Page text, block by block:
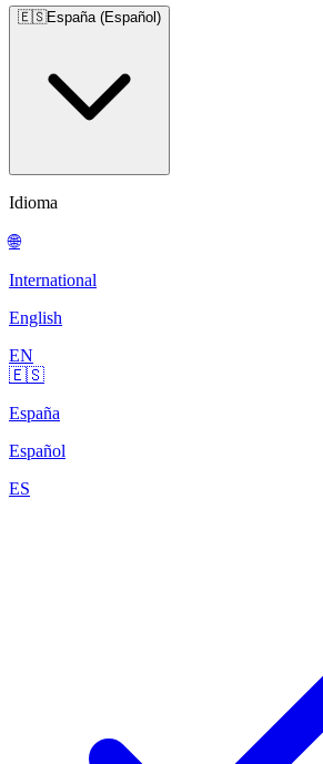
🇪🇸España (Español)
Idioma
🌐
International
English
EN
🇪🇸
España
Español
ES